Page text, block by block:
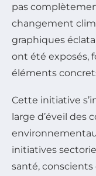
pas
changement
graphiques
ont été exposés,
éléments
Cette initiative
large d’éveil des
initiatives
santé,